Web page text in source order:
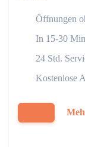
Öffnungen
In 15-30
24 Std.
Kostenlose